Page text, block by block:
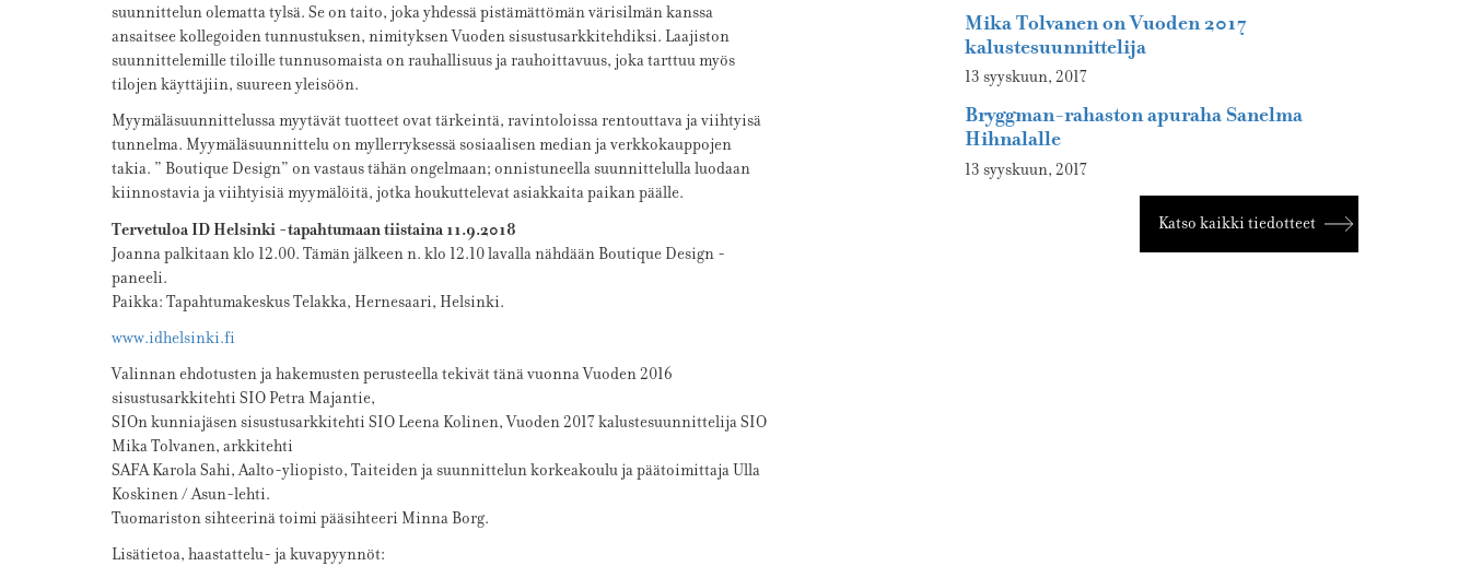
suunnittelun olematta tylsä. Se on taito, joka yhdessä pistämättömän värisilmän kanssa
ansaitsee kollegoiden tunnustuksen, nimityksen Vuoden sisustusarkkitehdiksi. Laajiston
suunnittelemille tiloille tunnusomaista on rauhallisuus ja rauhoittavuus, joka tarttuu myös
tilojen käyttäjiin, suureen yleisöön.
Myymäläsuunnittelussa myytävät tuotteet ovat tärkeintä, ravintoloissa rentouttava ja viihtyisä
tunnelma. Myymäläsuunnittelu on myllerryksessä sosiaalisen median ja verkkokauppojen
takia. ” Boutique Design” on vastaus tähän ongelmaan; onnistuneella suunnittelulla luodaan
kiinnostavia ja viihtyisiä myymälöitä, jotka houkuttelevat asiakkaita paikan päälle.
Tervetuloa ID Helsinki -tapahtumaan tiistaina 11.9.2018
Joanna palkitaan klo 12.00. Tämän jälkeen n. klo 12.10 lavalla nähdään Boutique Design -
paneeli.
Paikka: Tapahtumakeskus Telakka, Hernesaari, Helsinki.
www.idhelsinki.fi
Valinnan ehdotusten ja hakemusten perusteella tekivät tänä vuonna Vuoden 2016
sisustusarkkitehti SIO Petra Majantie,
SIOn kunniajäsen sisustusarkkitehti SIO Leena Kolinen, Vuoden 2017 kalustesuunnittelija SIO
Mika Tolvanen, arkkitehti
SAFA Karola Sahi, Aalto-yliopisto, Taiteiden ja suunnittelun korkeakoulu ja päätoimittaja Ulla
Koskinen / Asun-lehti.
Tuomariston sihteerinä toimi pääsihteeri Minna Borg.
Lisätietoa, haastattelu- ja kuvapyynnöt:
Mika Tolvanen on Vuoden 2017
kalustesuunnittelija
13 syyskuun, 2017
Bryggman-rahaston apuraha Sanelma
Hihnalalle
13 syyskuun, 2017
Katso kaikki tiedotteet